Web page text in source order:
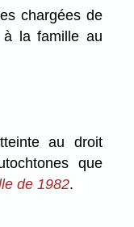
chargées de
la famille au
au droit
que
de 1982.